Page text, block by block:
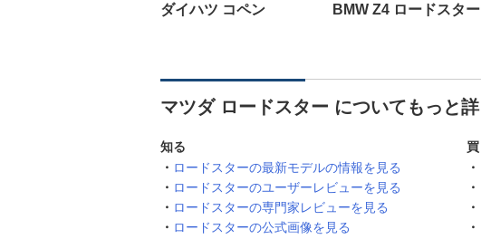
ダイハツ コペン BMW Z4 ロードスター
マツダ ロードスター についてもっと詳
知る
ロードスターの最新モデルの情報を見る
ロードスターのユーザーレビューを見る
ロードスターの専門家レビューを見る
ロードスターの公式画像を見る